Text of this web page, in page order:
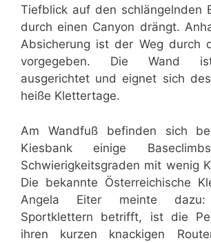
Tiefblick auf den schlängelnden
durch einen Canyon drängt.
Absicherung ist der Weg durch
vorgegeben. Die Wand
ausgerichtet und eignet sich
heiße Klettertage.
Am Wandfuß befinden sich
Kiesbank einige
Schwierigkeitsgraden mit wenig
Die bekannte Österreichische
Angela Eiter meinte
Sportklettern betrifft, ist die
ihren kurzen knackigen